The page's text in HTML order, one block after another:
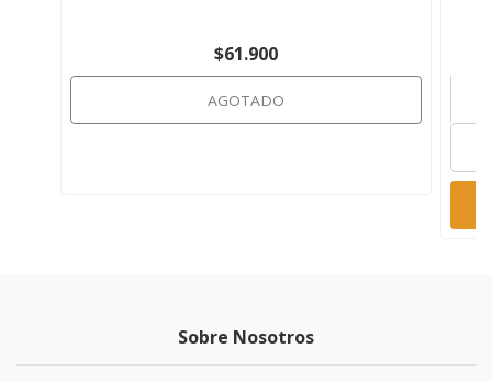
$61.900
AGOTADO
Sobre Nosotros